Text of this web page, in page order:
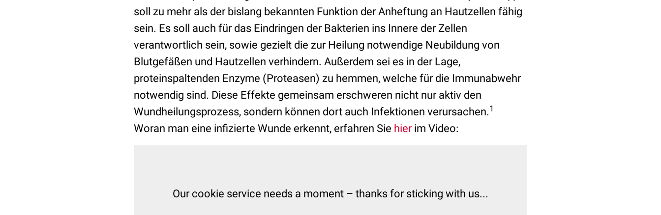
soll zu mehr als der bislang bekannten Funktion der Anheftung an Hautzellen fähig
sein. Es soll auch für das Eindringen der Bakterien ins Innere der Zellen
verantwortlich sein, sowie gezielt die zur Heilung notwendige Neubildung von
Blutgefäßen und Hautzellen verhindern. Außerdem sei es in der Lage,
proteinspaltenden Enzyme (Proteasen) zu hemmen, welche für die Immunabwehr
notwendig sind. Diese Effekte gemeinsam erschweren nicht nur aktiv den
Wundheilungsprozess, sondern können dort auch Infektionen verursachen.1
Woran man eine infizierte Wunde erkennt, erfahren Sie hierim Video:
Our cookie service needs a moment – thanks for sticking with us...